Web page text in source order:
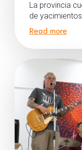
La provincia
de
Read more